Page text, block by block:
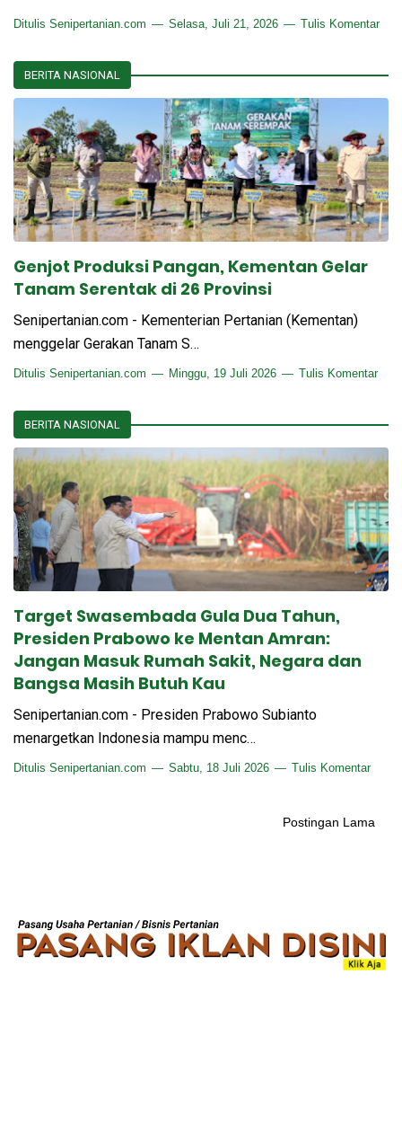
Ditulis Senipertanian.com Selasa, Juli 21, 2026 Tulis Komentar
BERITA NASIONAL
Genjot Produksi Pangan, Kementan Gelar
Tanam Serentak di 26 Provinsi
Senipertanian.com - Kementerian Pertanian (Kementan)
menggelar Gerakan Tanam S…
Ditulis Senipertanian.com Minggu, 19 Juli 2026 Tulis Komentar
BERITA NASIONAL
Target Swasembada Gula Dua Tahun,
Presiden Prabowo ke Mentan Amran:
Jangan Masuk Rumah Sakit, Negara dan
Bangsa Masih Butuh Kau
Senipertanian.com - Presiden Prabowo Subianto
menargetkan Indonesia mampu menc…
Ditulis Senipertanian.com Sabtu, 18 Juli 2026 Tulis Komentar
Postingan Lama